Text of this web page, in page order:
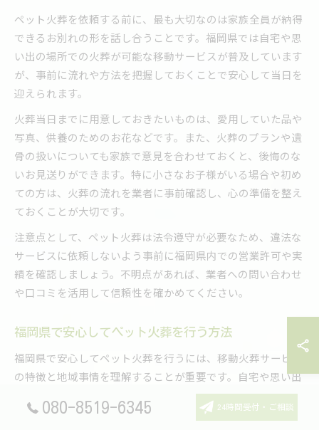
ペット火葬を依頼する前に、最も大切なのは家族全員が納得
できるお別れの形を話し合うことです。福岡県では自宅や思
い出の場所での火葬が可能な移動サービスが普及しています
が、事前に流れや方法を把握しておくことで安心して当日を
迎えられます。
火葬当日までに用意しておきたいものは、愛用していた品や
写真、供養のためのお花などです。また、火葬のプランや遺
骨の扱いについても家族で意見を合わせておくと、後悔のな
いお見送りができます。特に小さなお子様がいる場合や初め
ての方は、火葬の流れを業者に事前確認し、心の準備を整え
ておくことが大切です。
注意点として、ペット火葬は法令遵守が必要なため、違法な
サービスに依頼しないよう事前に福岡県内での営業許可や実
績を確認しましょう。不明点があれば、業者への問い合わせ
や口コミを活用して信頼性を確かめてください。
福岡県で安心してペット火葬を行う方法
福岡県で安心してペット火葬を行うには、移動火葬サービス
の特徴と地域事情を理解することが重要です。自宅や思い出
の場所で見送ることで、ペットも家族も穏やかな時間を過ご
せますが、近隣への配慮や火葬時の安全性も確保しなければ
080-8519-6345 24時間受付・ご相談